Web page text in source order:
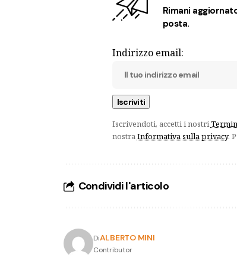
Rimani
posta.
Indirizzo email:
Iscrivendoti, accetti i nostri
nostraInformativa sulla privacy.
Condividi l'articolo
DiALBERTO MINI
Contributor